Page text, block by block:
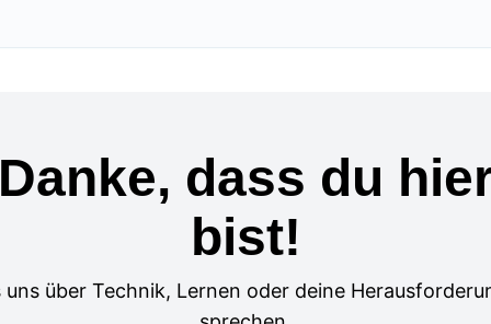
dass du
bist!
uns über Technik, Lernen oder deine